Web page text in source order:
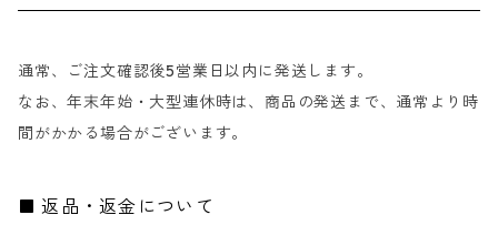
通常、ご注文確認後5営業日以内に発送します。
なお、年末年始・大型連休時は、商品の発送まで、通常より時
間がかかる場合がございます。
返品・返金について